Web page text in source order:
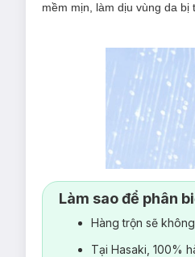
mềm mịn, làm dịu vùng da bị
Làm sao để phân
Hàng trộn sẽ
Tại Hasaki, 100%